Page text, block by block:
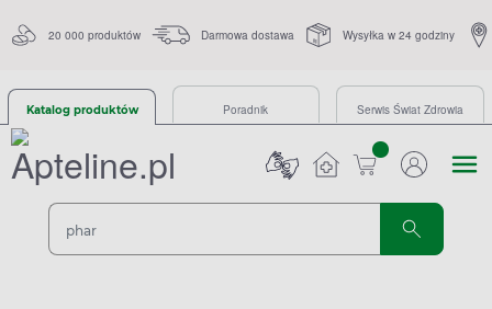
20 000 produktów Darmowa dostawa Wysyłka w 24 godziny
Katalog produktów Poradnik Serwis Świat Zdrowia
sztuk